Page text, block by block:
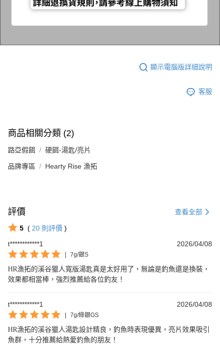
顯示電腦版詳細說明
客服
商品相關分類 (2)
路亞假餌 硬餌-湯匙/亮片
品牌專區 Hearty Rise 漁拓
評價 查看全部
5 ( 20 則評價 )
t************1
2026/04/08
| 7g/銀S
HR漁拓的溪谷獵人寬版湯匙真是太好用了，無論是釣魚還是換裝，
效果都相當棒，強烈推薦給各位釣友！
t************1 2026/04/08
| 7g/綠銀GS
HR漁拓的溪谷獵人湯匙設計精良，釣魚時表現優異，亮片效果吸引
魚群，十分推薦給熱愛釣魚的朋友！